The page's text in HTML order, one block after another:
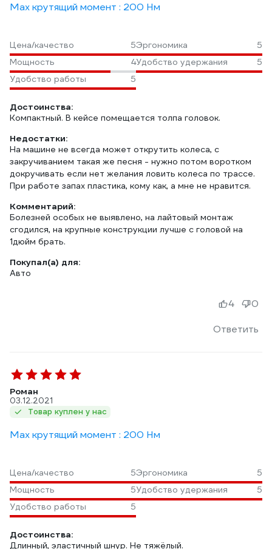
Max крутящий момент : 200 Нм
Цена/качество 5Эргономика
5
Мощность
4Удобство удержания
5
Удобство работы
5
Достоинства:
Компактный. В кейсе помещается толпа головок.
Недостатки:
На машине не всегда может открутить колеса, с
закручиванием такая же песня - нужно потом воротком
докручивать если нет желания ловить колеса по трассе.
При работе запах пластика, кому как, а мне не нравится.
Комментарий:
Болезней особых не выявлено, на лайтовый монтаж
сгодился, на крупные конструкции лучше с головой на
1дюйм брать.
Покупал(а) для:
Авто
Ответить
4 0
Роман
03.12.2021
Товар куплен у нас
Max крутящий момент : 200 Нм
Цена/качество 5Эргономика
5
Мощность
5Удобство удержания
5
Удобство работы
5
Достоинства:
Длинный, эластичный шнур. Не тяжёлый.